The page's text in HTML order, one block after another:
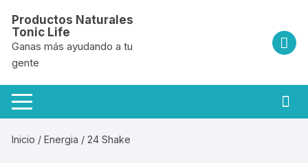
contenido
Productos Naturales
Tonic Life
Ganas más ayudando a tu
gente
Inicio /Energia / 24 Shake